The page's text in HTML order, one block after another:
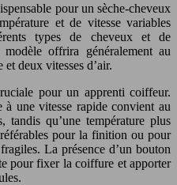
pour un sèche-cheveux
et de vitesse variables
types de cheveux et de
offrira généralement au
deux vitesses d’air.
pour un apprenti coiffeur.
à une vitesse rapide convient au
tandis qu’une température plus
pour la finition ou pour
La présence d’un bouton
pour fixer la coiffure et apporter